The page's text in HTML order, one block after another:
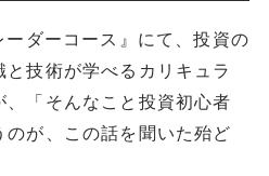
ダーコース』にて、投資の
技術が学べるカリキュラ
「そんなこと投資初心者
が、この話を聞いた殆ど